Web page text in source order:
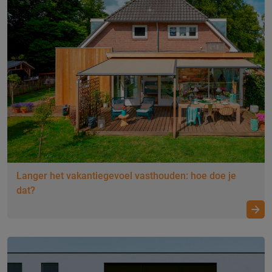
Langer het vakantiegevoel vasthouden: hoe doe je
dat?